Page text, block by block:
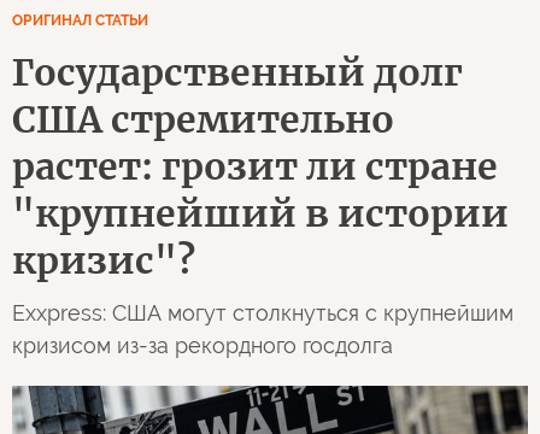
ОРИГИНАЛ СТАТЬИ
Государственный долг
США стремительно
растет: грозит ли стране
"крупнейший в истории
кризис"?
Exxpress: США могут столкнуться с крупнейшим
кризисом из-за рекордного госдолга